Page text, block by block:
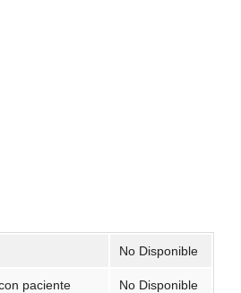
No Disponible
paciente No Disponible